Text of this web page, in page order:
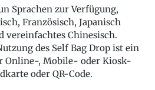
Sprachen zur Verfügung,
Französisch, Japanisch
vereinfachtes Chinesisch.
des Self Bag Drop ist ein
Online-, Mobile- oder Kiosk-
oder QR-Code.